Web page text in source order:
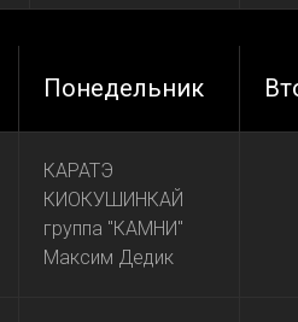
Понедельник
КАРАТЭ
КИОКУШИНКАЙ
группа "КАМНИ"
Максим Дедик